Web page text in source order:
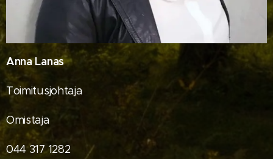
Anna Lanas
Toimitusjohtaja
Omistaja
044 317 1282